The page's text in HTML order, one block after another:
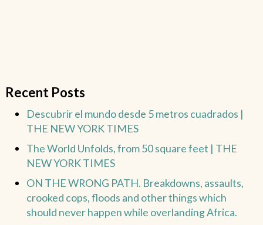
Recent Posts
Descubrir el mundo desde 5 metros cuadrados |
THE NEW YORK TIMES
The World Unfolds, from 50 square feet | THE
NEW YORK TIMES
ON THE WRONG PATH. Breakdowns, assaults,
crooked cops, floods and other things which
should never happen while overlanding Africa.